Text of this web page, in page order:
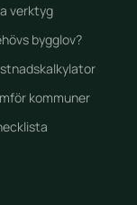
verktyg
bygglov?
kommuner